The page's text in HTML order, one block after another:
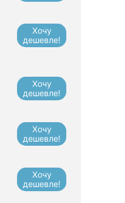
Хочу
дешевле!
Хочу
дешевле!
Хочу
дешевле!
Хочу
дешевле!